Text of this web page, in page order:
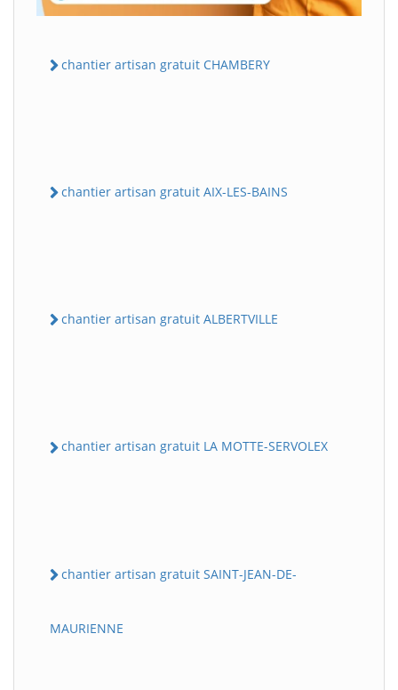
chantier artisan gratuit CHAMBERY
chantier artisan gratuit AIX-LES-BAINS
chantier artisan gratuit ALBERTVILLE
chantier artisan gratuit LA MOTTE-SERVOLEX
chantier artisan gratuit SAINT-JEAN-DE-
MAURIENNE